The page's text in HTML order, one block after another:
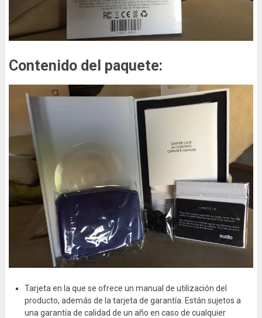
Contenido del paquete:
Tarjeta en la que se ofrece un manual de utilización del
producto, además de la tarjeta de garantía. Están sujetos a
una garantía de calidad de un año en caso de cualquier